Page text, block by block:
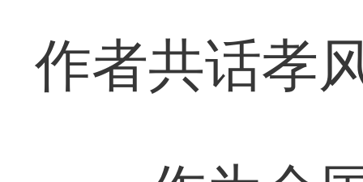
作者共话孝